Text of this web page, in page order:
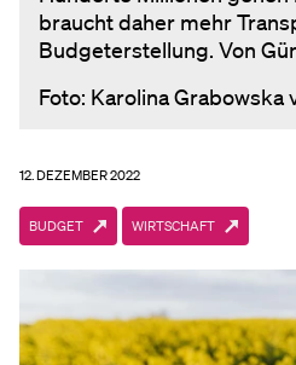
braucht daher mehr
Budgeterstellung. Von
Foto: Karolina Grabowska
12. DEZEMBER 2022
BUDGET WIRTSCHAFT